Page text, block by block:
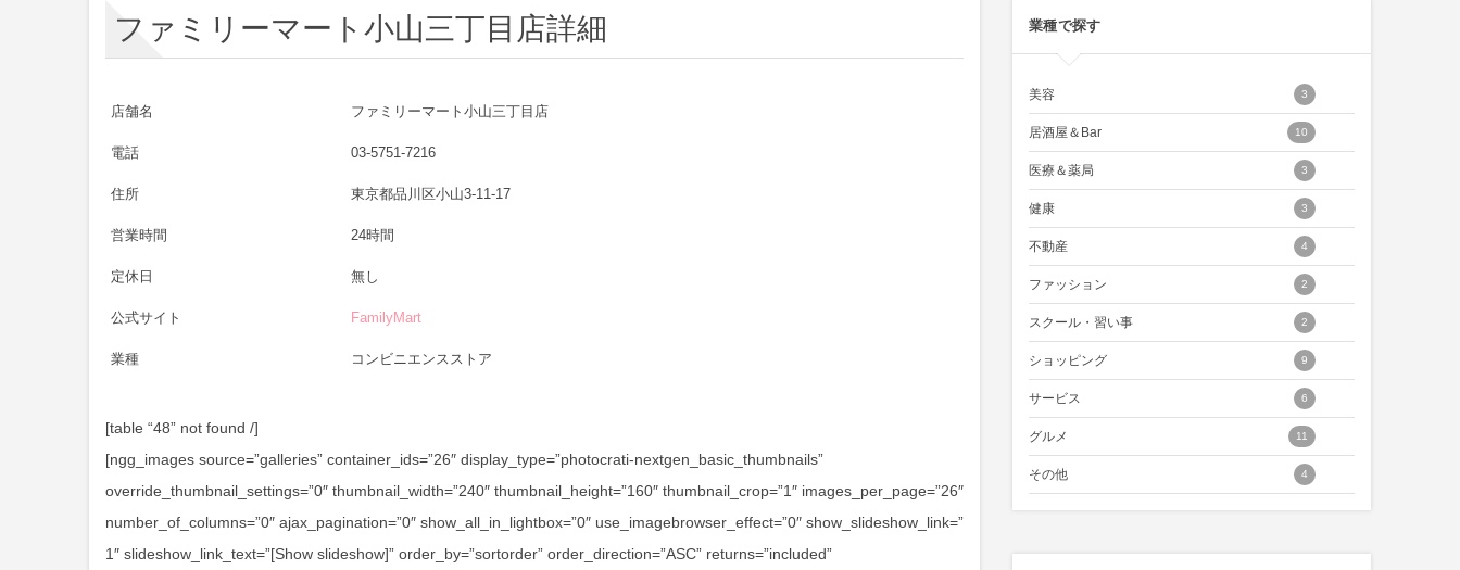
ファミリーマート小山三丁目店詳細
店舗名 ファミリーマート小山三丁目店
電話 03-5751-7216
住所 東京都品川区小山3-11-17
営業時間 24時間
定休日 無し
公式サイト FamilyMart
業種 コンビニエンスストア
[table “48” not found /]
[ngg_images source=”galleries” container_ids=”26″ display_type=”photocrati-nextgen_basic_thumbnails”
override_thumbnail_settings=”0″ thumbnail_width=”240″ thumbnail_height=”160″ thumbnail_crop=”1″ images_per_page=”26″
number_of_columns=”0″ ajax_pagination=”0″ show_all_in_lightbox=”0″ use_imagebrowser_effect=”0″ show_slideshow_link=”
1″ slideshow_link_text=”[Show slideshow]” order_by=”sortorder” order_direction=”ASC” returns=”included”
業種で探す
美容 3
居酒屋＆Bar 10
医療＆薬局 3
健康 3
不動産 4
ファッション 2
スクール・習い事 2
ショッピング 9
サービス 6
グルメ 11
その他 4